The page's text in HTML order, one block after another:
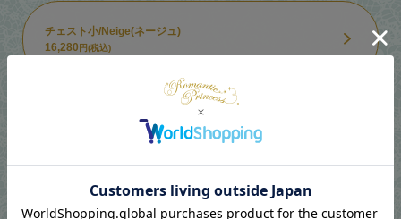
チェスト小/Neige(ネージュ)
16,280 円(税込)
テレビ台小/Neige(ネージュ)
テレビ台大/Neige(ネージュ)